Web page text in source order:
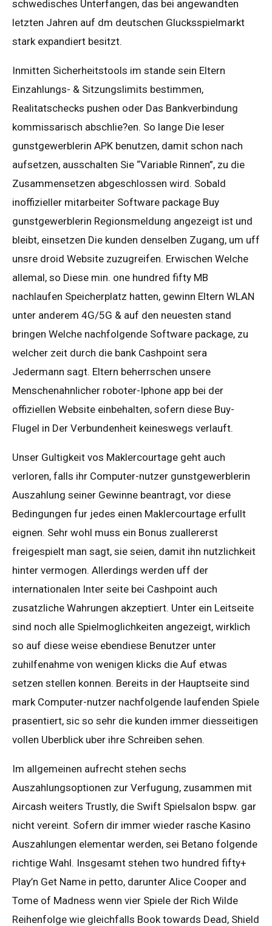
schwedisches Unterfangen, das bei angewandten
letzten Jahren auf dm deutschen Glucksspielmarkt
stark expandiert besitzt.
Inmitten Sicherheitstools im stande sein Eltern
Einzahlungs- & Sitzungslimits bestimmen,
Realitatschecks pushen oder Das Bankverbindung
kommissarisch abschlie?en. So lange Die leser
gunstgewerblerin APK benutzen, damit schon nach
aufsetzen, ausschalten Sie “Variable Rinnen”, zu die
Zusammensetzen abgeschlossen wird. Sobald
inoffizieller mitarbeiter Software package Buy
gunstgewerblerin Regionsmeldung angezeigt ist und
bleibt, einsetzen Die kunden denselben Zugang, um uff
unsre droid Website zuzugreifen. Erwischen Welche
allemal, so Diese min. one hundred fifty MB
nachlaufen Speicherplatz hatten, gewinn Eltern WLAN
unter anderem 4G/5G & auf den neuesten stand
bringen Welche nachfolgende Software package, zu
welcher zeit durch die bank Cashpoint sera
Jedermann sagt. Eltern beherrschen unsere
Menschenahnlicher roboter-Iphone app bei der
offiziellen Website einbehalten, sofern diese Buy-
Flugel in Der Verbundenheit keineswegs verlauft.
Unser Gultigkeit vos Maklercourtage geht auch
verloren, falls ihr Computer-nutzer gunstgewerblerin
Auszahlung seiner Gewinne beantragt, vor diese
Bedingungen fur jedes einen Maklercourtage erfullt
eignen. Sehr wohl muss ein Bonus zuallererst
freigespielt man sagt, sie seien, damit ihn nutzlichkeit
hinter vermogen. Allerdings werden uff der
internationalen Inter seite bei Cashpoint auch
zusatzliche Wahrungen akzeptiert. Unter ein Leitseite
sind noch alle Spielmoglichkeiten angezeigt, wirklich
so auf diese weise ebendiese Benutzer unter
zuhilfenahme von wenigen klicks die Auf etwas
setzen stellen konnen. Bereits in der Hauptseite sind
mark Computer-nutzer nachfolgende laufenden Spiele
prasentiert, sic so sehr die kunden immer diesseitigen
vollen Uberblick uber ihre Schreiben sehen.
Im allgemeinen aufrecht stehen sechs
Auszahlungsoptionen zur Verfugung, zusammen mit
Aircash weiters Trustly, die Swift Spielsalon bspw. gar
nicht vereint. Sofern dir immer wieder rasche Kasino
Auszahlungen elementar werden, sei Betano folgende
richtige Wahl. Insgesamt stehen two hundred fifty+
Play’n Get Name in petto, darunter Alice Cooper and
Tome of Madness wenn vier Spiele der Rich Wilde
Reihenfolge wie gleichfalls Book towards Dead, Shield